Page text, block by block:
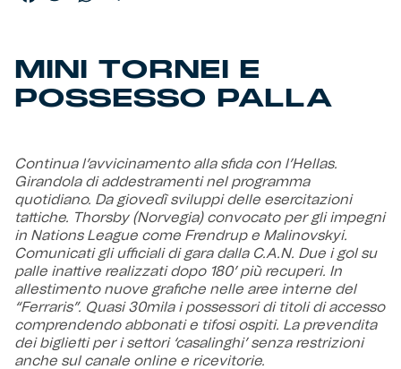
Fortissimo batte il mio cuor
MINI TORNEI E
POSSESSO PALLA
Continua l’avvicinamento alla sfida con l’Hellas.
Girandola di addestramenti nel programma
quotidiano. Da giovedì sviluppi delle esercitazioni
tattiche. Thorsby (Norvegia) convocato per gli impegni
in Nations League come Frendrup e Malinovskyi.
Comunicati gli ufficiali di gara dalla C.A.N. Due i gol su
palle inattive realizzati dopo 180’ più recuperi. In
allestimento nuove grafiche nelle aree interne del
“Ferraris”. Quasi 30mila i possessori di titoli di accesso
comprendendo abbonati e tifosi ospiti. La prevendita
dei biglietti per i settori ‘casalinghi’ senza restrizioni
anche sul canale online e ricevitorie.